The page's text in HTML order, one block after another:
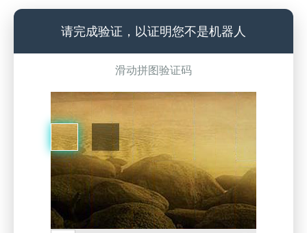
请完成验证，以证明您不是机器人
滑动拼图验证码